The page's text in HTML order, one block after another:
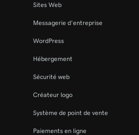
Sites Web
Messagerie d’entreprise
WordPress
Hébergement
Sécurité web
Créateur logo
Système de point de vente
Paiements en ligne